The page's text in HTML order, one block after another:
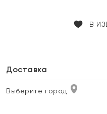
В
Доставка
Выберите город